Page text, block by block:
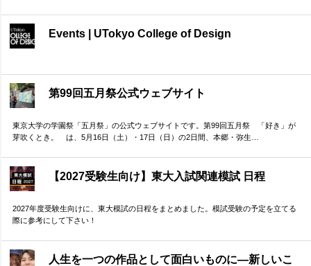
Events | UTokyo College of Design
第99回五月祭公式ウェブサイト
東京大学の学園祭「五月祭」の公式ウェブサイトです。第99回五月祭 「好き」が
芽吹くとき。 は、5月16日（土）・17日（日）の2日間、本郷・弥生…
【2027受験生向け】東大入試関連模試 日程
2027年度受験生向けに、東大模試の日程をまとめました。模試受験の予定を立てる
際に参考にして下さい！
人生を一つの作品として面白いものに―新しいこ